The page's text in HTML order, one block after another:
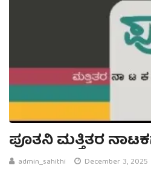
ಪೂತನಿ ಮತ್ತಿತರ
admin_sahithi December 3, 2025